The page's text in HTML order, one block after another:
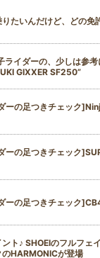
たいんだけど、どの免
ライダーの、少しは参
GIXXER SF250”
ーの足つきチェック
ーの足つきチェック
ーの足つきチェック
ント♪ SHOEIのフルフェ
のHARMONICが登場